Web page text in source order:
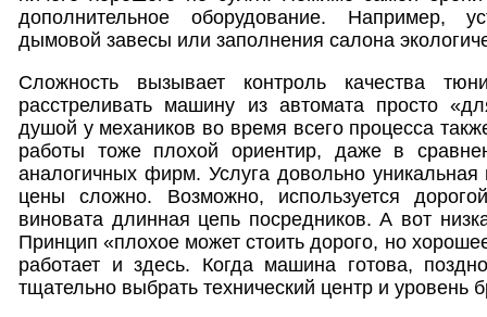
дополнительное оборудование. Например,
дымовой завесы или заполнения салона
Сложность вызывает контроль качества
расстреливать машину из автомата просто
душой у механиков во время всего процесса
работы тоже плохой ориентир, даже в
аналогичных фирм. Услуга довольно уникальная
цены сложно. Возможно, используется
виновата длинная цепь посредников. А вот
Принцип «плохое может стоить дорого, но
работает и здесь. Когда машина готова,
тщательно выбрать технический центр и уровень